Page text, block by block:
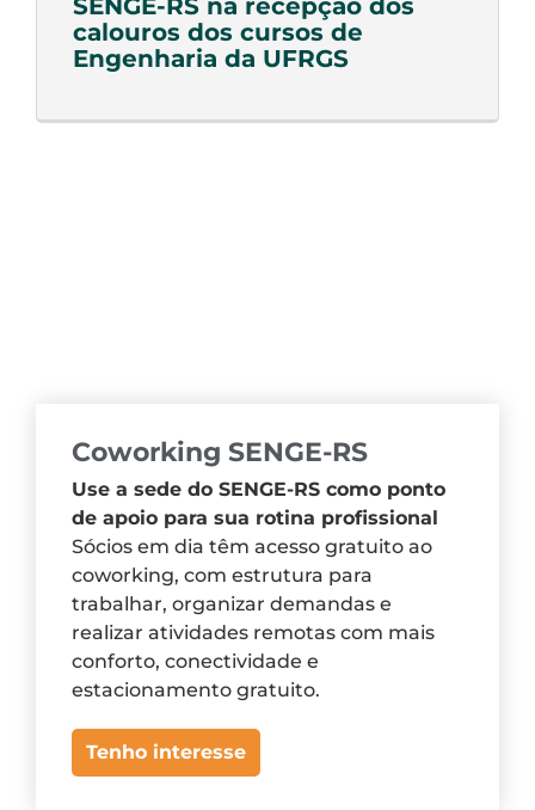
SENGE-RS na recepção dos
calouros dos cursos de
Engenharia da UFRGS
Coworking SENGE-RS
Use a sede do SENGE-RS como ponto
de apoio para sua rotina profissional
Sócios em dia têm acesso gratuito ao
coworking, com estrutura para
trabalhar, organizar demandas e
realizar atividades remotas com mais
conforto, conectividade e
estacionamento gratuito.
Tenho interesse